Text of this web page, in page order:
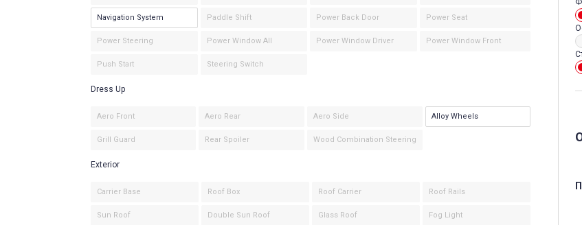
Navigation System Paddle Shift Power Back Door Power Seat
Power Steering Power Window All Power Window Driver Power Window Front
Push Start Steering Switch
Dress Up
Aero Front Aero Rear Aero Side Alloy Wheels
Grill Guard Rear Spoiler Wood Combination Steering
Exterior
Carrier Base Roof Box Roof Carrier Roof Rails
Sun Roof Double Sun Roof Glass Roof Fog Light